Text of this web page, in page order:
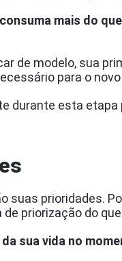
mais do
de modelo, sua
para o
durante esta
suas prioridades.
priorização do
sua vida no